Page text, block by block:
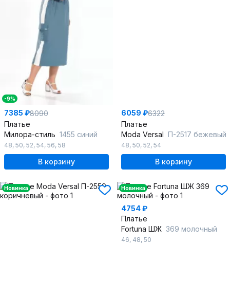
-9%
7385 ₽8090
Платье
Милора-стиль 1455 синий
48, 50, 52, 54, 56, 58
В корзину
6059 ₽6322
Платье
Moda Versal П-2517 бежевый
48, 50, 52, 54
В корзину
Новинка Новинка
4754 ₽
Платье
Fortuna ШЖ 369 молочный
46, 48, 50